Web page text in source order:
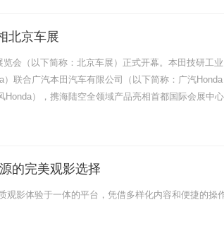
北京车展
会（以下简称：北京车展）正式开幕。本田技研工业
联合广汽本田汽车有限公司（以下简称：广汽Honda
），携海陆空全领域产品亮相首都国际会展中
的完美观影选择
观影体验于一体的平台，凭借多样化内容和便捷的操